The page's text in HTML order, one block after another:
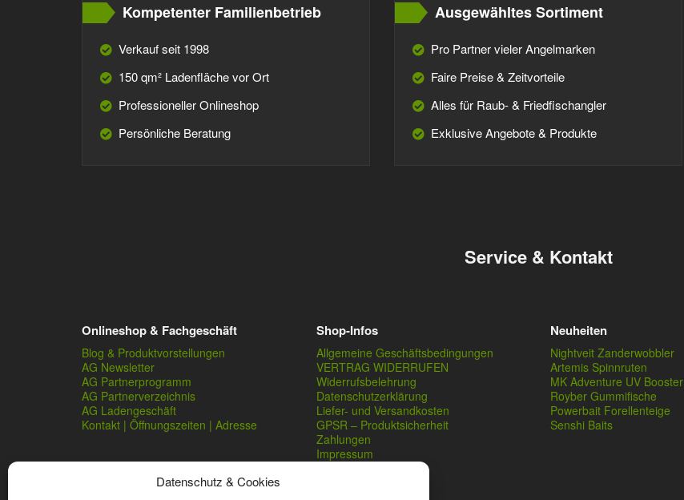
Datenschutz & Cookies
Kompetenter Familienbetrieb
Verkauf seit 1998
150 qm² Ladenfläche vor Ort
Professioneller Onlineshop
Persönliche Beratung
Ausgewähltes Sortiment
Pro Partner vieler Angelmarken
Faire Preise & Zeitvorteile
Alles für Raub- & Friedfischangler
Exklusive Angebote & Produkte
Service & Kontakt
Onlineshop & Fachgeschäft
Blog & Produktvorstellungen
AG Newsletter
AG Partnerprogramm
AG Partnerverzeichnis
AG Ladengeschäft
Kontakt | Öffnungszeiten | Adresse
Shop-Infos
Allgemeine Geschäftsbedingungen
VERTRAG WIDERRUFEN
Widerrufsbelehrung
Datenschutzerklärung
Liefer- und Versandkosten
GPSR – Produktsicherheit
Zahlungen
Impressum
Neuheiten
Nightveit Zanderwobbler
Artemis Spinnruten
MK Adventure UV Booster
Royber Gummifische
Powerbait Forellenteige
Senshi Baits